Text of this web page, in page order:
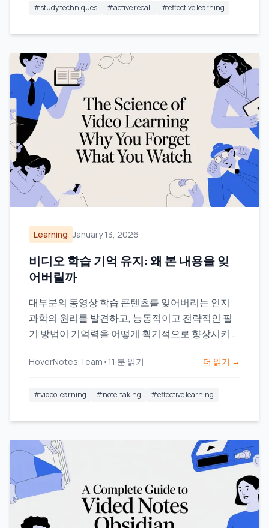
#study techniques #active recall #effective learning
Learning January 13, 2026
비디오 학습 기억 유지: 왜 본 내용을 잊
어버릴까
대부분의 동영상 학습 콘텐츠를 잊어버리는 인지
과학의 원리를 발견하고, 능동적이고 전략적인 필
기 방법이 기억력을 어떻게 획기적으로 향상시키는
HoverNotes Team • 11 분 읽기 더 읽기 →
#video learning #note-taking #effective learning